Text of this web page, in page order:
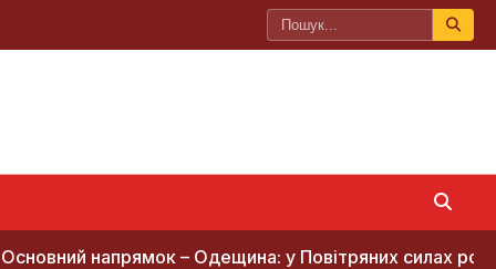
напрямок – Одещина: у Повітряних силах розкрили